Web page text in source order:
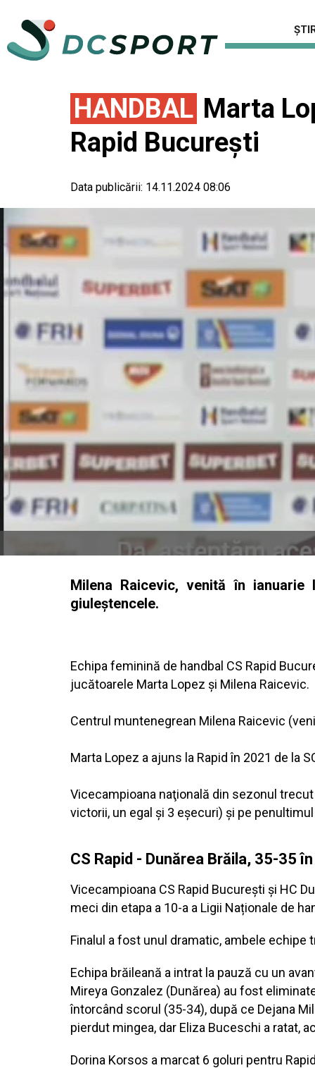
HANDBAL Marta
Rapid Bucureşti
Data publicării: 14.11.2024 08:06
Milena Raicevic, venită în
giuleştencele.
Echipa feminină de handbal CS Rapid
jucătoarele Marta Lopez şi Milena Raicevic.
Centrul muntenegrean Milena Raicevic
Marta Lopez a ajuns la Rapid în 2021 de la
Vicecampioana naţională din sezonul
victorii, un egal şi 3 eşecuri) şi pe
CS Rapid - Dunărea Brăila, 35-35
Vicecampioana CS Rapid București și HC
meci din etapa a 10-a a Ligii Naționale de
Finalul a fost unul dramatic, ambele echipe
Echipa brăileană a intrat la pauză cu un
Mireya Gonzalez (Dunărea) au fost
întorcând scorul (35-34), după ce Dejana
pierdut mingea, dar Eliza Buceschi a ratat,
Dorina Korsos a marcat 6 goluri pentru